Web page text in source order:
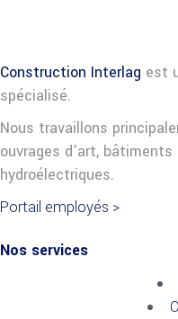
Construction Interlag est
spécialisé.
Nous travaillons
ouvrages d’art,
hydroélectriques.
Portail employés >
Nos services